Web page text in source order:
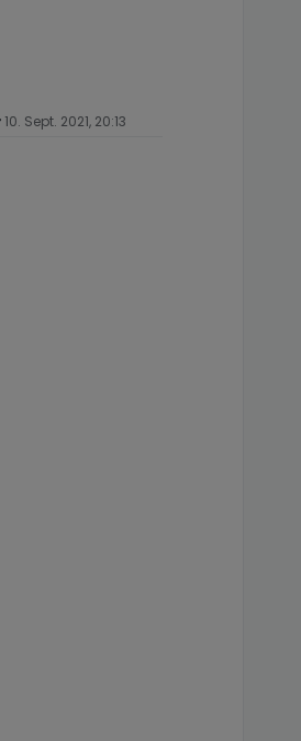
10. Sept. 2021, 20:13